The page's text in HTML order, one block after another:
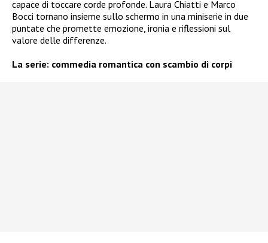
capace di toccare corde profonde. Laura Chiatti e Marco
Bocci tornano insieme sullo schermo in una miniserie in due
puntate che promette emozione, ironia e riflessioni sul
valore delle differenze.
La serie: commedia romantica con scambio di corpi